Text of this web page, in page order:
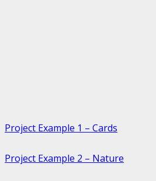
Project Example 1 – Cards
Project Example 2 – Nature